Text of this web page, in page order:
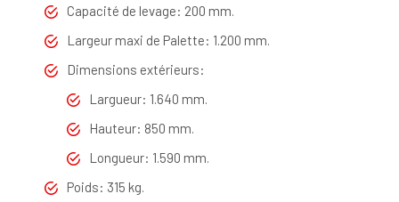
Capacité de levage: 200 mm.
Largeur maxi de Palette: 1.200 mm.
Dimensions extérieurs:
Largueur: 1.640 mm.
Hauteur: 850 mm.
Longueur: 1.590 mm.
Poids: 315 kg.